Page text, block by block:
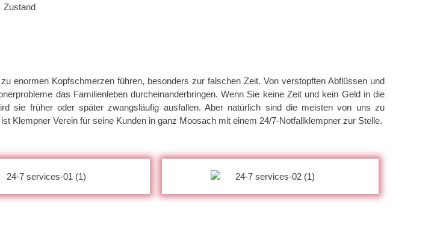
enormen Kopfschmerzen führen, besonders zur falschen Zeit. Von verstopften Abflüssen und
das Familienleben durcheinanderbringen. Wenn Sie keine Zeit und kein Geld in die
sie früher oder später zwangsläufig ausfallen. Aber natürlich sind die meisten von uns zu
Klempner Verein für seine Kunden in ganz Moosach mit einem 24/7-Notfallklempner zur Stelle.